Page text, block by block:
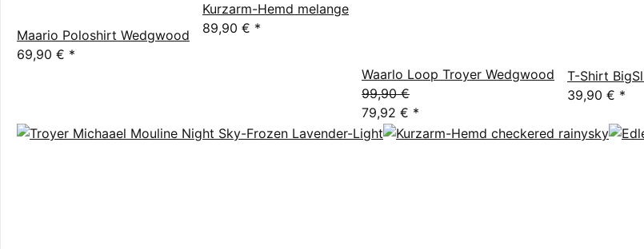
Maario Poloshirt Wedgwood
69,90 € *
Kurzarm-Hemd melange
89,90 € *
Waarlo Loop Troyer Wedgwood
99,90 €
79,92 € *
T-Shirt
39,90 € *